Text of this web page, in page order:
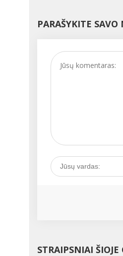
PARAŠYKITE
STRAIPSNIAI ŠIOJE